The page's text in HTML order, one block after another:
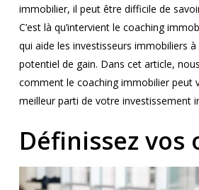
immobilier, il peut être difficile de
C’est là qu’intervient le coaching
qui aide les investisseurs immobiliers
potentiel de gain. Dans cet article,
comment le coaching immobilier peut
meilleur parti de votre investissement
Définissez vos